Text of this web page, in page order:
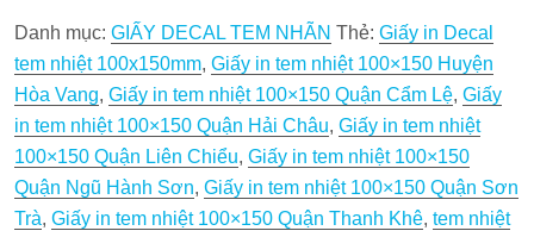
nhiệt
100×150
Đà
Nẵng
số
lượng
Danh mục: GIẤY DECAL TEM NHÃN Thẻ: Giấy in Decal
tem nhiệt 100x150mm, Giấy in tem nhiệt 100×150 Huyện
Hòa Vang, Giấy in tem nhiệt 100×150 Quận Cẩm Lệ, Giấy
in tem nhiệt 100×150 Quận Hải Châu, Giấy in tem nhiệt
100×150 Quận Liên Chiểu, Giấy in tem nhiệt 100×150
Quận Ngũ Hành Sơn, Giấy in tem nhiệt 100×150 Quận Sơn
Trà, Giấy in tem nhiệt 100×150 Quận Thanh Khê, tem nhiệt